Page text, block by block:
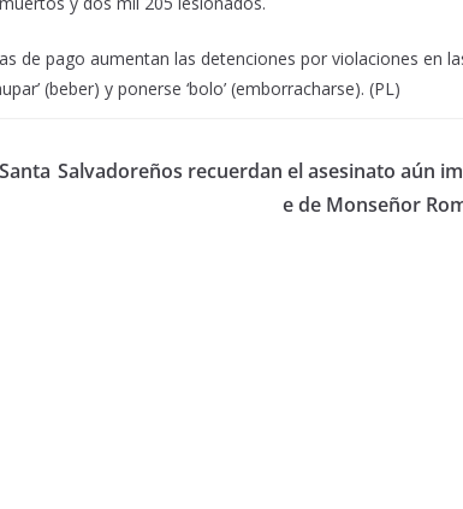
de pago aumentan las detenciones por violaciones en
(beber) y ponerse ‘bolo’ (emborracharse). (PL)
Salvadoreños recuerdan el asesinato aún
e de Monseñor